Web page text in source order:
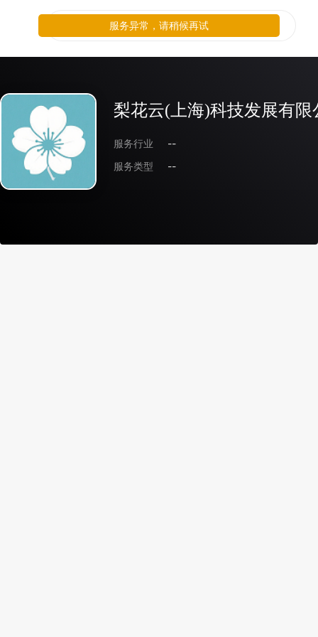
梨花云(上海)科技发展有限
服务行业
--
服务类型
--
服务异常，请稍候再试